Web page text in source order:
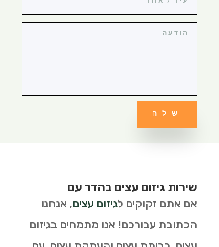
שלח
שירות גיזום עצים בהדר עם
אם אתם זקוקים לגיזום עצים, אנחנו
הכתובת עבורכם! אנו מתמחים בגיזום